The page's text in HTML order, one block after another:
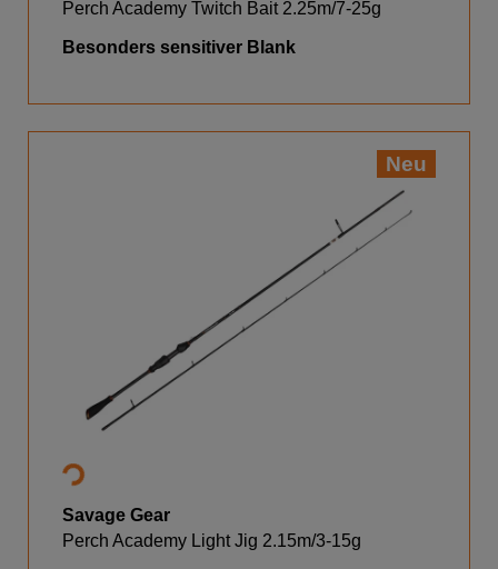
Perch Academy Twitch Bait 2.25m/7-25g
Besonders sensitiver Blank
Neu
Savage Gear
Perch Academy Light Jig 2.15m/3-15g